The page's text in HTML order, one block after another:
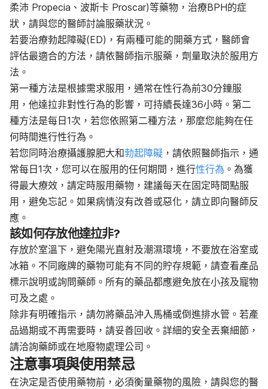
柔沛 Propecia、波斯卡 Proscar)等藥物，治療BPH的症
狀，請與您的醫師討論服藥狀況。
若要治療勃起障礙(ED)，有兩種可能的開藥方式，醫師會
評估最適合的方法，請依醫師指示服藥，劑量取決於服用方
法。
第一種方法是根據需求服用，通常在性行為前30分鐘服
用，他達拉非對性行為的影響，可持續長達36小時。第二
種方法是每日1次，若您依照第二種方法，那麼您能夠在任
何時間進行性行為。
若您同時治療攝護腺肥大和勃起障礙 ，請依照醫師指示，通
常每日1次，您可以在服用的任何期間，進行性行為 。為獲
得最大療效，請定時服用藥物，建議每天在固定時間點服
用，避免忘記。如果病情沒有改善或惡化，請立即向醫師反
應。
該如何存放他達拉非?
存放於室溫下，避免陽光直射及潮濕環境，不要放在浴室或
冰箱。不同廠牌的藥物可能有不同的貯存規範，請查看產品
標示說明或詢問藥師。所有的藥品都應避免放在小孩及寵物
可及之處。
除非有明確指示，請勿將藥品沖入馬桶或倒進排水管。若產
品過期或不再需要時，請妥善回收。詳細的安全丟棄細節，
請洽詢藥師或在地廢物處理公司。
注意事項與使用禁忌
在決定是否使用藥物前，必須衡量藥物的風險，請與您的醫